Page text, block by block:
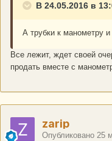
В 24.05.2016 в
А трубки к манометру
Все лежит, ждет своей
продать вместе с
zarip
Опубликовано 25